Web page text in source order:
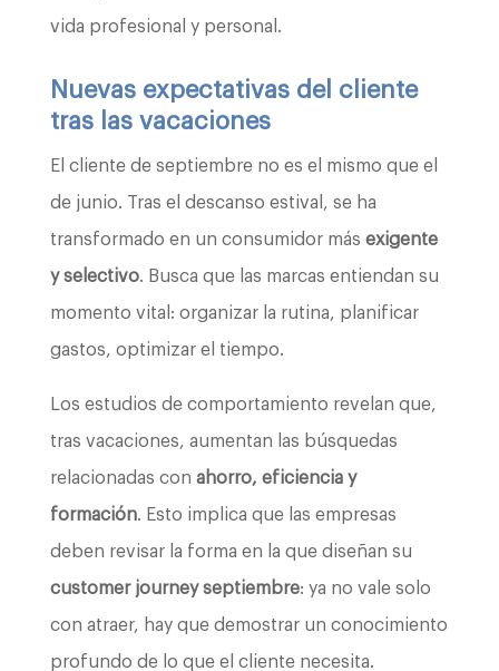
vida profesional y personal.
Nuevas expectativas del cliente
tras las vacaciones
El cliente de septiembre no es el mismo que el
de junio. Tras el descanso estival, se ha
transformado en un consumidor más exigente
y selectivo. Busca que las marcas entiendan su
momento vital: organizar la rutina, planificar
gastos, optimizar el tiempo.
Los estudios de comportamiento revelan que,
tras vacaciones, aumentan las búsquedas
relacionadas con ahorro, eficiencia y
formación. Esto implica que las empresas
deben revisar la forma en la que diseñan su
customer journey septiembre: ya no vale solo
con atraer, hay que demostrar un conocimiento
profundo de lo que el cliente necesita.